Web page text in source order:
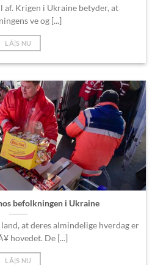
af. Krigen i Ukraine betyder, at
ve og [...]
LÃ¦S NU
befolkningen i Ukraine
at deres almindelige hverdag er
hovedet. De [...]
LÃ¦S NU